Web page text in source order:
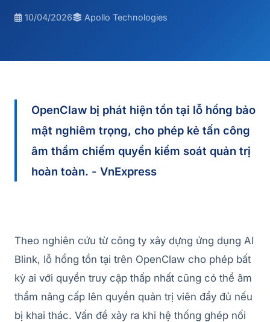
10/04/2026 Apollo Technologies
OpenClaw bị phát hiện tồn tại lỗ hổng bảo
mật nghiêm trọng, cho phép kẻ tấn công
âm thầm chiếm quyền kiểm soát quản trị
hoàn toàn. - VnExpress
Theo nghiên cứu từ công ty xây dựng ứng dụng AI
Blink, lỗ hổng tồn tại trên OpenClaw cho phép bất
kỳ ai với quyền truy cập thấp nhất cũng có thể âm
thầm nâng cấp lên quyền quản trị viên đầy đủ nếu
bị khai thác. Vấn đề xảy ra khi hệ thống ghép nối